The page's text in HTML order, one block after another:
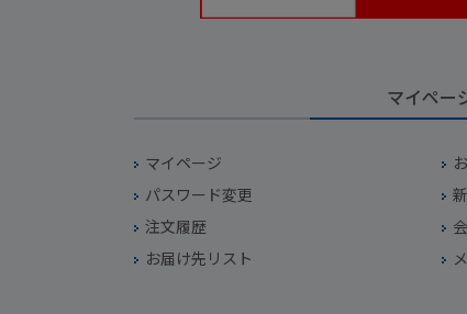
マイペー
マイページ
パスワード変更
注文履歴
お届け先リスト